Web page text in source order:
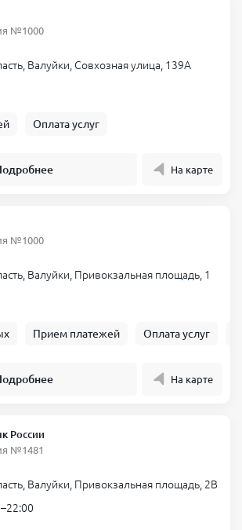
№1000
Валуйки, Совхозная улица, 139А
Оплата услуг
На карте
№1000
Валуйки, Привокзальная площадь, 1
Прием платежей Оплата услуг
На карте
России
№1481
Валуйки, Привокзальная площадь, 2В